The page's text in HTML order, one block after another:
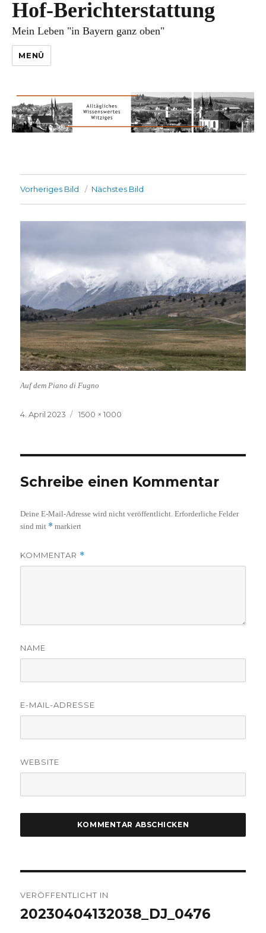
Hof-Berichterstattung
Mein Leben "in Bayern ganz oben"
MENÜ
Vorheriges Bild Nächstes Bild
Auf dem Piano di Fugno
Veröffentlicht
4. April 2023
Volle
1500 × 1000
Schreibe einen Kommentar
Deine E-Mail-Adresse wird nicht veröffentlicht. Erforderliche Felder
sind mit * markiert
KOMMENTAR *
NAME
E-MAIL-ADRESSE
WEBSITE
VERÖFFENTLICHT IN
20230404132038_DJ_0476